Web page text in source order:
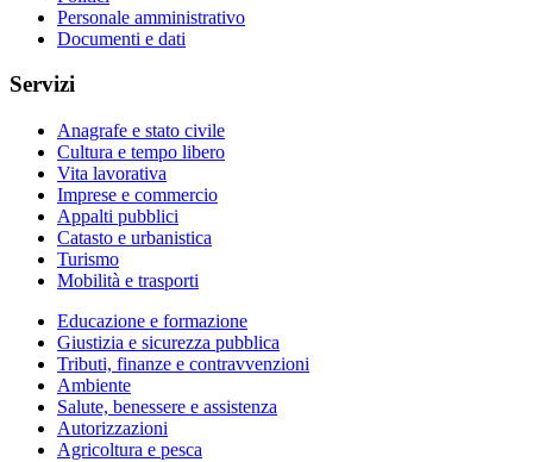
Personale amministrativo
Documenti e dati
Servizi
Anagrafe e stato civile
Cultura e tempo libero
Vita lavorativa
Imprese e commercio
Appalti pubblici
Catasto e urbanistica
Turismo
Mobilità e trasporti
Educazione e formazione
Giustizia e sicurezza pubblica
Tributi, finanze e contravvenzioni
Ambiente
Salute, benessere e assistenza
Autorizzazioni
Agricoltura e pesca